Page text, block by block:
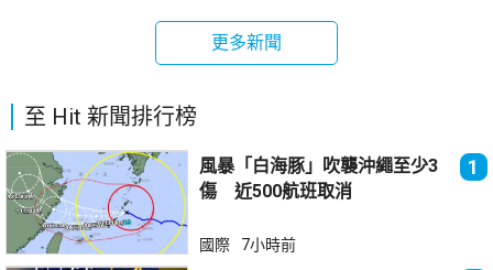
更多新聞
至 Hit 新聞排行榜
風暴「白海豚」吹襲沖繩至少3
傷 近500航班取消
1
國際 7小時前